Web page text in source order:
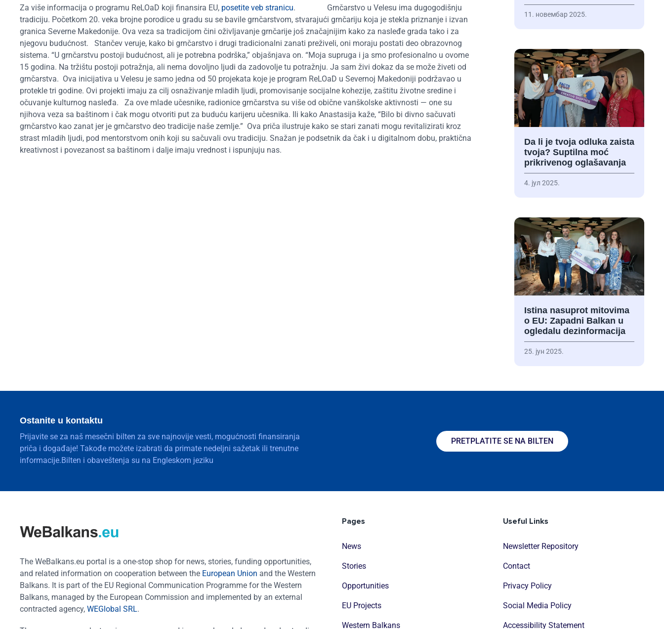
Za više informacija o programu ReLOaD koji finansira EU, posetite veb stranicu.
Grnčarstvo u Velesu ima dugogodišnju
tradiciju. Početkom 20. veka brojne porodice u gradu su se bavile grnčarstvom, stvarajući grnčariju koja je stekla priznanje i izvan
granica Severne Makedonije. Ova veza sa tradicijom čini oživljavanje grnčarije još značajnijim kako za nasleđe grada tako i za
njegovu budućnost.
Stančev veruje, kako bi grnčarstvo i drugi tradicionalni zanati preživeli, oni moraju postati deo obrazovnog
sistema. “U grnčarstvu postoji budućnost, ali je potrebna podrška,” objašnjava on. “Moja supruga i ja smo profesionalno u ovome
15 godina. Na tržištu postoji potražnja, ali nema dovoljno ljudi da zadovolje tu potražnju. Ja sam živi dokaz da se može živeti od
grnčarstva. Ova inicijativa u Velesu je samo jedna od 50 projekata koje je program ReLOaD u Severnoj Makedoniji podržavao u
protekle tri godine. Ovi projekti imaju za cilj osnaživanje mladih ljudi, promovisanje socijalne kohezije, zaštitu životne sredine i
očuvanje kulturnog nasleđa.
Za ove mlade učesnike, radionice grnčarstva su više od obične vanškolske aktivnosti — one su
njihova veza sa baštinom i čak mogu otvoriti put za buduću karijeru učesnika. Ili kako Anastasija kaže, “Bilo bi divno sačuvati
grnčarstvo kao zanat jer je grnčarstvo deo tradicije naše zemlje.” Ova priča ilustruje kako se stari zanati mogu revitalizirati kroz
strast mladih ljudi, pod mentorstvom onih koji su sačuvali ovu tradiciju. Snažan je podsetnik da čak i u digitalnom dobu, praktična
kreativnost i povezanost sa baštinom i dalje imaju vrednost i ispunjuju nas.
11. новембар 2025.
Da li je tvoja odluka zaista
tvoja? Suptilna moć
prikrivenog oglašavanja
4. јул 2025.
Istina nasuprot mitovima
o EU: Zapadni Balkan u
ogledalu dezinformacija
25. јун 2025.
Ostanite u kontaktu
Prijavite se za naš mesečni bilten za sve najnovije vesti, mogućnosti finansiranja
priča i događaje! Takođe možete izabrati da primate nedeljni sažetak ili trenutne
informacije.Bilten i obaveštenja su na Engleskom jeziku
PRETPLATITE SE NA BILTEN
The WeBalkans.eu portal is a one-stop shop for news, stories, funding opportunities,
and related information on cooperation between the European Union and the Western
Balkans. It is part of the EU Regional Communication Programme for the Western
Balkans, managed by the European Commission and implemented by an external
contracted agency, WEGlobal SRL.
Pages
News
Stories
Opportunities
EU Projects
Western Balkans
Useful Links
Newsletter Repository
Contact
Privacy Policy
Social Media Policy
Accessibility Statement